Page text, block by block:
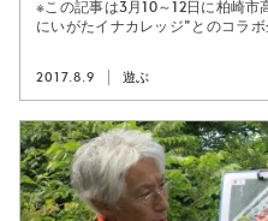
※この記事は3月10～12日に柏崎市
にいがたイナカレッジ”とのコラ
2017.8.9 遊ぶ